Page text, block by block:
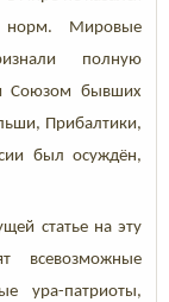
норм. Мировые
полную
Союзом бывших
Прибалтики,
был осуждён,
статье на эту
всевозможные
ура-патриоты,